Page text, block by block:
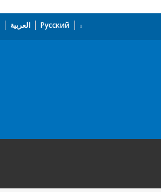
العربية Русский